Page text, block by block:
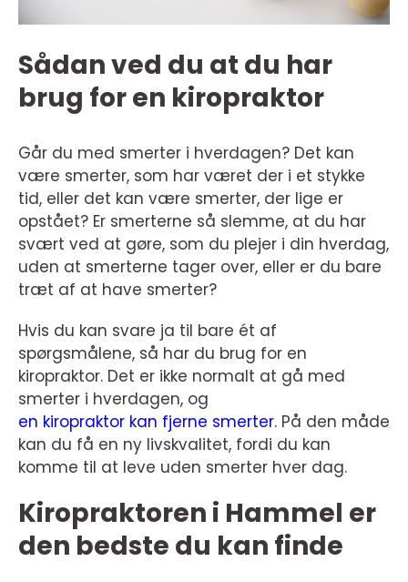
Sådan ved du at du har
brug for en kiropraktor
Går du med smerter i hverdagen? Det kan
være smerter, som har været der i et stykke
tid, eller det kan være smerter, der lige er
opstået? Er smerterne så slemme, at du har
svært ved at gøre, som du plejer i din hverdag,
uden at smerterne tager over, eller er du bare
træt af at have smerter?
Hvis du kan svare ja til bare ét af
spørgsmålene, så har du brug for en
kiropraktor. Det er ikke normalt at gå med
smerter i hverdagen, og
en kiropraktor kan fjerne smerter. På den måde
kan du få en ny livskvalitet, fordi du kan
komme til at leve uden smerter hver dag.
Kiropraktoren i Hammel er
den bedste du kan finde